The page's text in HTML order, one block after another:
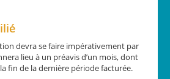
devra se faire impérativement par
lieu à un préavis d’un mois, dont
fin de la dernière période facturée.